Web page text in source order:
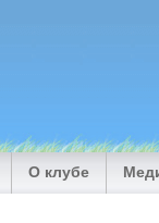
О клубе